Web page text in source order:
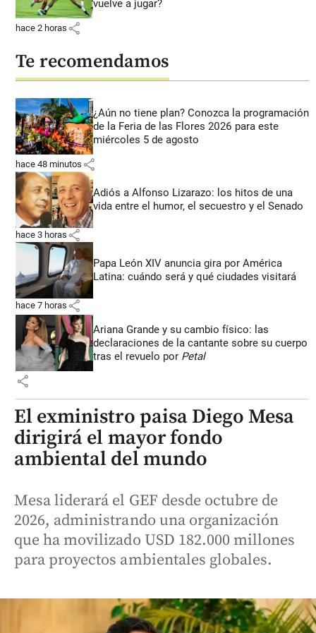
vuelve a jugar?
hace 2 horas share
Te recomendamos
¿Aún no tiene plan? Conozca la programación
de la Feria de las Flores 2026 para este
miércoles 5 de agosto
hace 48 minutos share
Adiós a Alfonso Lizarazo: los hitos de una
vida entre el humor, el secuestro y el Senado
hace 3 horas share
Papa León XIV anuncia gira por América
Latina: cuándo será y qué ciudades visitará
hace 7 horas share
Ariana Grande y su cambio físico: las
declaraciones de la cantante sobre su cuerpo
tras el revuelo por Petal
share
El exministro paisa Diego Mesa
dirigirá el mayor fondo
ambiental del mundo
Mesa liderará el GEF desde octubre de
2026, administrando una organización
que ha movilizado USD 182.000 millones
para proyectos ambientales globales.